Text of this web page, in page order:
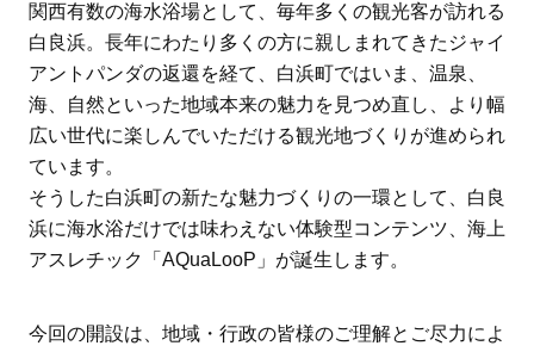
関西有数の海水浴場として、毎年多くの観光客が訪れる
白良浜。長年にわたり多くの方に親しまれてきたジャイ
アントパンダの返還を経て、白浜町ではいま、温泉、
海、自然といった地域本来の魅力を見つめ直し、より幅
広い世代に楽しんでいただける観光地づくりが進められ
ています。
そうした白浜町の新たな魅力づくりの一環として、白良
浜に海水浴だけでは味わえない体験型コンテンツ、海上
アスレチック「AQuaLooP」が誕生します。
今回の開設は、地域・行政の皆様のご理解とご尽力によ